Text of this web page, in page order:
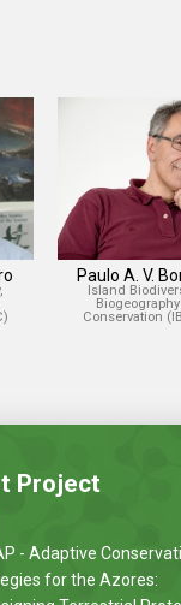
Paulo A. V.
Island
Conservation
Project
- Adaptive
for the Azores: